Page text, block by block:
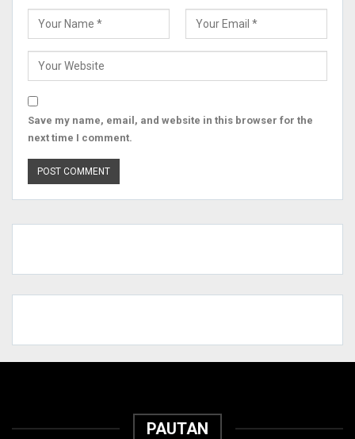
Save my name, email, and website in this browser for the
next time I comment.
PAUTAN